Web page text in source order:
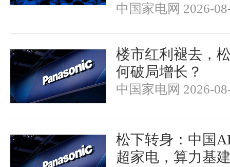
中国家电网 2026-
楼市红利褪去，
何破局增长？
中国家电网 2026-
松下转身：中国
超家电，算力基